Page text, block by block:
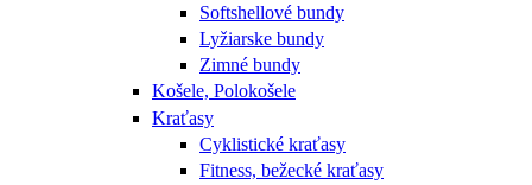
Softshellové bundy
Lyžiarske bundy
Zimné bundy
Košele, Polokošele
Kraťasy
Cyklistické kraťasy
Fitness, bežecké kraťasy